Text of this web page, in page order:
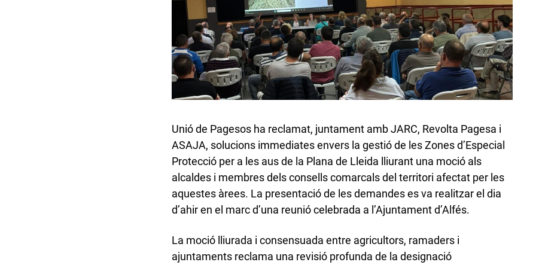
Unió de Pagesos ha reclamat, juntament amb JARC, Revolta Pagesa i
ASAJA, solucions immediates envers la gestió de les Zones d’Especial
Protecció per a les aus de la Plana de Lleida lliurant una moció als
alcaldes i membres dels consells comarcals del territori afectat per les
aquestes àrees. La presentació de les demandes es va realitzar el dia
d’ahir en el marc d’una reunió celebrada a l’Ajuntament d’Alfés.
La moció lliurada i consensuada entre agricultors, ramaders i
ajuntaments reclama una revisió profunda de la designació